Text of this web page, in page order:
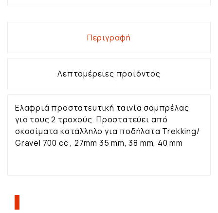
Περιγραφή
Λεπτομέρειες προϊόντος
Ελαφριά προστατευτική ταινία σαμπρέλας
για τους 2 τροχούς. Προστατεύει από
σκασίματα κατάλληλο για ποδήλατα Trekking/
Gravel 700 cc , 27mm 35 mm, 38 mm, 40 mm